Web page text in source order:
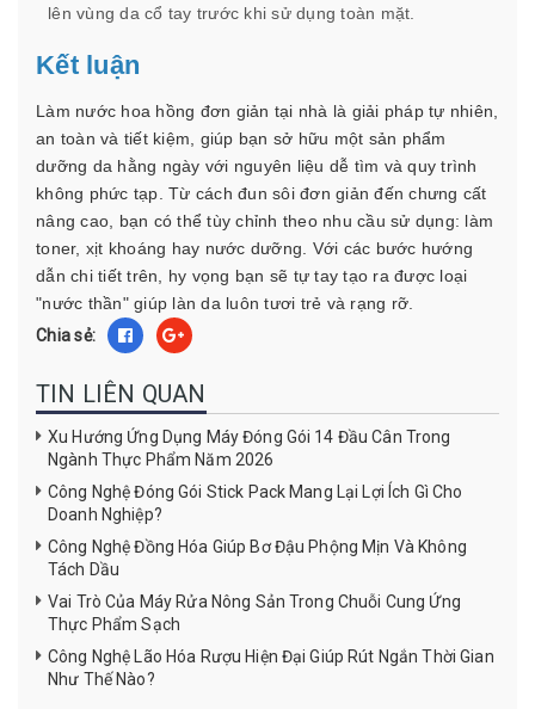
lên vùng da cổ tay trước khi sử dụng toàn mặt.
Kết luận
Làm nước hoa hồng đơn giản tại nhà là giải pháp tự nhiên,
an toàn và tiết kiệm, giúp bạn sở hữu một sản phẩm
dưỡng da hằng ngày với nguyên liệu dễ tìm và quy trình
không phức tạp. Từ cách đun sôi đơn giản đến chưng cất
nâng cao, bạn có thể tùy chỉnh theo nhu cầu sử dụng: làm
toner, xịt khoáng hay nước dưỡng. Với các bước hướng
dẫn chi tiết trên, hy vọng bạn sẽ tự tay tạo ra được loại
"nước thần" giúp làn da luôn tươi trẻ và rạng rỡ.
Chia sẻ:
TIN LIÊN QUAN
Xu Hướng Ứng Dụng Máy Đóng Gói 14 Đầu Cân Trong
Ngành Thực Phẩm Năm 2026
Công Nghệ Đóng Gói Stick Pack Mang Lại Lợi Ích Gì Cho
Doanh Nghiệp?
Công Nghệ Đồng Hóa Giúp Bơ Đậu Phộng Mịn Và Không
Tách Dầu
Vai Trò Của Máy Rửa Nông Sản Trong Chuỗi Cung Ứng
Thực Phẩm Sạch
Công Nghệ Lão Hóa Rượu Hiện Đại Giúp Rút Ngắn Thời Gian
Như Thế Nào?